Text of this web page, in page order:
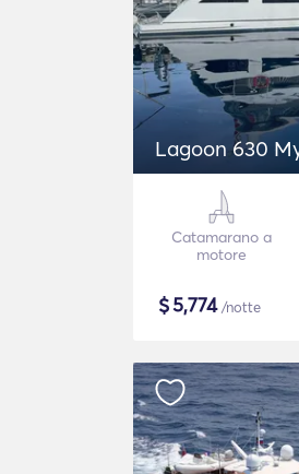
Lagoon 630
Catamarano a
motore
$5,774/notte